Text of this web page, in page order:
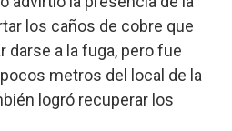
los caños de cobre que
darse a la fuga, pero fue
metros del local de la
logró recuperar los